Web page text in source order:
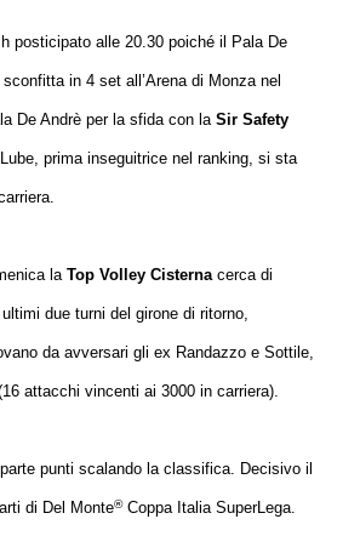
posticipato alle 20.30 poiché il Pala De
in 4 set all’Arena di Monza nel
De Andrè per la sfida con laSir Safety
prima inseguitrice nel ranking, si sta
laTop Volley Cisternacerca di
due turni del girone di ritorno,
da avversari gli ex Randazzo e Sottile,
attacchi vincenti ai 3000 in carriera).
punti scalando la classifica. Decisivo il
di Del Monte®Coppa Italia SuperLega.